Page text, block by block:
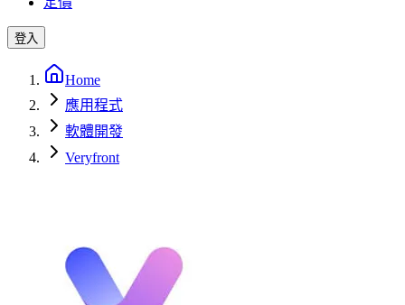
登入
Home
應用程式
軟體開發
Veryfront